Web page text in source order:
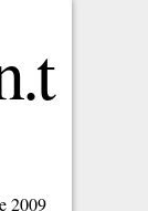
2009